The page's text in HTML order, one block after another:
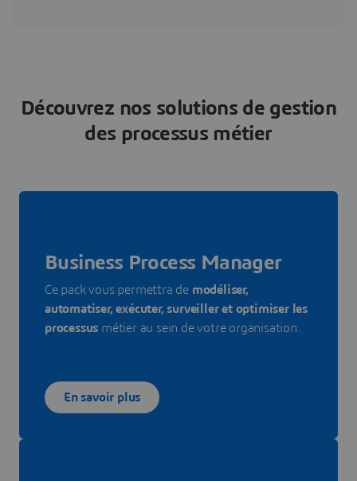
Découvrez nos solutions de gestion
des processus métier
Business Process Manager
Ce pack vous permettra de modéliser,
automatiser, exécuter, surveiller et optimiser les
processus métier au sein de votre organisation.
En savoir plus